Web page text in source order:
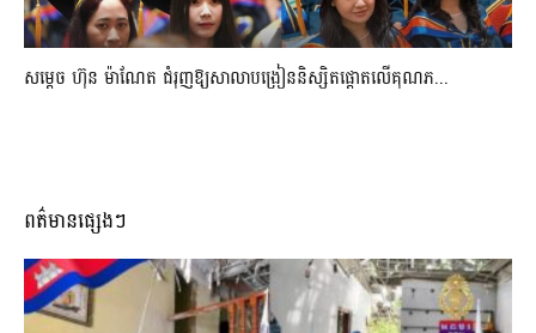
សម្តេច ហ៊ុន ម៉ាណែត ជំរុញឱ្យសាលាបង្រៀននិស្សិតផ្តោតលើគុណភ...
ពត៌មានផ្សេងៗ